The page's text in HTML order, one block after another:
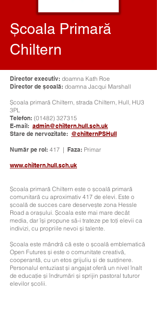
Şcoala Primară
Chiltern
Director executiv: doamna Kath Roe
Director de școală: doamna Jacqui Marshall
Școala primară Chiltern, strada Chiltern, Hull, HU3
3PL
Telefon: (01482) 327315
E-mail: admin@chiltern.hull.sch.uk
Stare de nervozitate: @chilternPSHull
Număr pe rol: 417 | Faza: Primar
www.chiltern.hull.sch.uk
Școala primară Chiltern este o școală primară
comunitară cu aproximativ 417 de elevi. Este o
școală de succes care deservește zona Hessle
Road a orașului. Școala este mai mare decât
media, dar își propune să-i trateze pe toți elevii ca
indivizi, cu propriile nevoi și talente.
Școala este mândră că este o școală emblematică
Open Futures și este o comunitate creativă,
cooperantă, cu un etos grijuliu și de susținere.
Personalul entuziast și angajat oferă un nivel înalt
de educație și îndrumări și sprijin pastoral tuturor
elevilor școlii.